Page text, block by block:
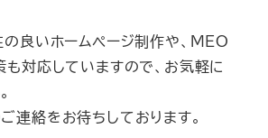
良いホームページ制作や、MEO
対応していますので、お気軽に
連絡をお待ちしております。